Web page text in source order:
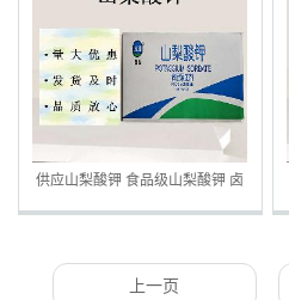
供应山梨酸钾 食品级山梨酸钾 卤
味肉制品饮料防腐剂 欢迎订购
上一页